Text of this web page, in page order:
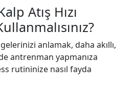
Atış Hızı
anlamak, daha akıllı,
antrenman yapmanıza
rutininize nasıl fayda